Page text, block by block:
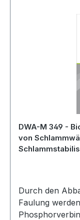
DWA-M 349 -
von
Durch den
Faulung